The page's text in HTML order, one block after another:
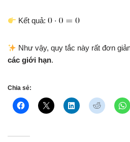
Kết quả:
Như vậy, quy tắc này rất đơn
các giới hạn.
Chia sẻ: